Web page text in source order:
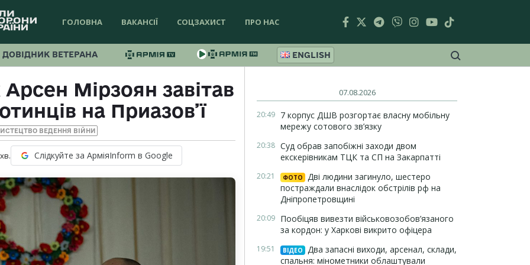
ГОЛОВНА ВАКАНСІЇ СОЦЗАХИСТ ПРО НАС
ДОВІДНИК ВЕТЕРАНА ENGLISH
Мірзоян завітав
на Приазов’ї
ВЕДЕННЯ ВІЙНИ
хв. Слідкуйте за АрміяInform в Google
07.08.2026
20:49 7 корпус ДШВ розгортає власну мобільну
мережу сотового зв’язку
20:38 Суд обрав запобіжні заходи двом
екскерівникам ТЦК та СП на Закарпатті
20:21 ФОТО
Дві людини загинуло, шестеро
постраждали внаслідок обстрілів рф на
Дніпропетровщині
20:09 Пообіцяв вивезти військовозобов’язаного
за кордон: у Харкові викрито офіцера
19:51 ВІДЕО
Два запасні виходи, арсенал, склади,
спальня: мінометники облаштували